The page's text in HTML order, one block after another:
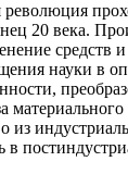
революция
20 века.
средств
науки в
из
в